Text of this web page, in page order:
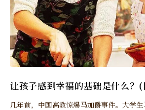
让孩子感到幸福的基础是什么？
几年前，中国高教惊爆马加爵事件。大学